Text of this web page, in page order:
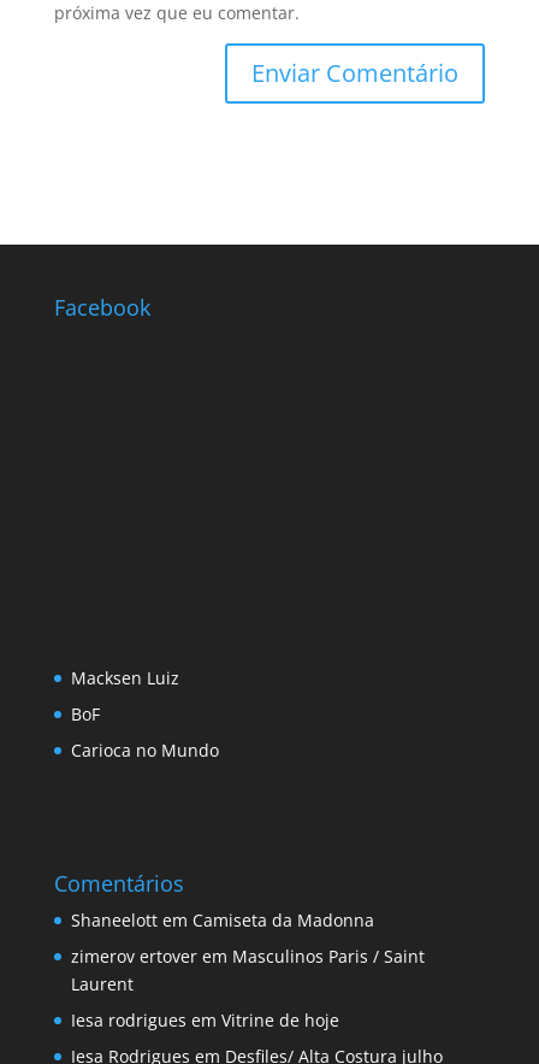
próxima vez que eu comentar.
Facebook
Macksen Luiz
BoF
Carioca no Mundo
Comentários
Shaneelottem Camiseta da Madonna
zimerov ertoverem Masculinos Paris / Saint
Laurent
Iesa rodrigues em Vitrine de hoje
Iesa Rodrigues em Desfiles/ Alta Costura julho